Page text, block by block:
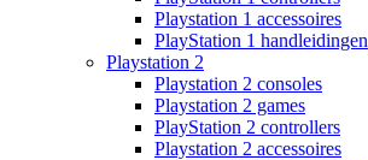
Playstation 1 accessoires
PlayStation 1 handleidingen
Playstation 2
Playstation 2 consoles
Playstation 2 games
PlayStation 2 controllers
Playstation 2 accessoires